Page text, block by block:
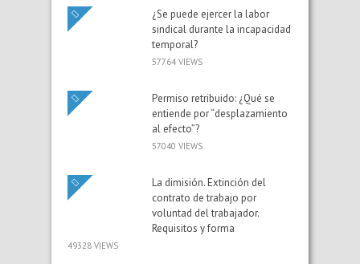
¿Se puede ejercer la labor
sindical durante la incapacidad
temporal?
57764 VIEWS
Permiso retribuido: ¿Qué se
entiende por “desplazamiento
al efecto”?
57040 VIEWS
La dimisión. Extinción del
contrato de trabajo por
voluntad del trabajador.
Requisitos y forma
49328 VIEWS